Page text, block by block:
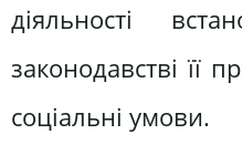
діяльності
законодавстві її
соціальні умови.